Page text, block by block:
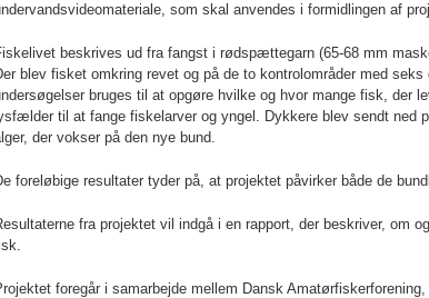
som skal anvendes i formidlingen af
beskrives ud fra fangst i rødspættegarn (65-68 mm
blev fisket omkring revet og på de to kontrolområder med
bruges til at opgøre hvilke og hvor mange fisk, der
til at fange fiskelarver og yngel. Dykkere blev sendt ned
der vokser på den nye bund.
foreløbige resultater tyder på, at projektet påvirker både de
fra projektet vil indgå i en rapport, der beskriver, om
foregår i samarbejde mellem Dansk